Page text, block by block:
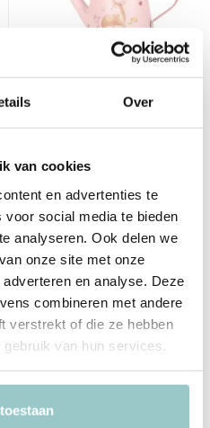
Over
van cookies
en advertenties te
social media te bieden
analyseren. Ook delen we
onze site met onze
en analyse. Deze
combineren met andere
verstrekt of die ze hebben
van hun services.
Op voorraad
12,95
Incl. btw